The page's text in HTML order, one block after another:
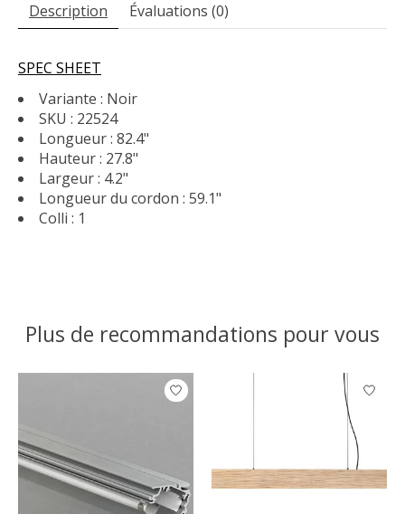
Description Évaluations (0)
SPEC SHEET
Variante : Noir
SKU : 22524
Longueur : 82.4"
Hauteur : 27.8"
Largeur : 4.2"
Longueur du cordon : 59.1"
Colli : 1
Plus de recommandations pour vous
Articles du carrousel de produits